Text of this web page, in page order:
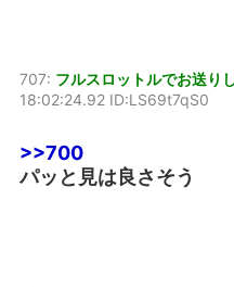
707: フルスロットルでお送り
18:02:24.92 ID:LS69t7qS0
>>700
パッと見は良さそう